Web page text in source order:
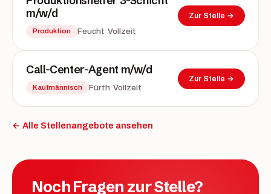
m/w/d
Produktion Feucht ·Vollzeit
Zur Stelle →
Call-Center-Agent m/w/d
Kaufmännisch Fürth ·Vollzeit
Zur Stelle →
← Alle Stellenangebote ansehen
Noch Fragen zur Stelle?